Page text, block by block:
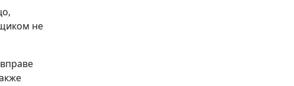
не